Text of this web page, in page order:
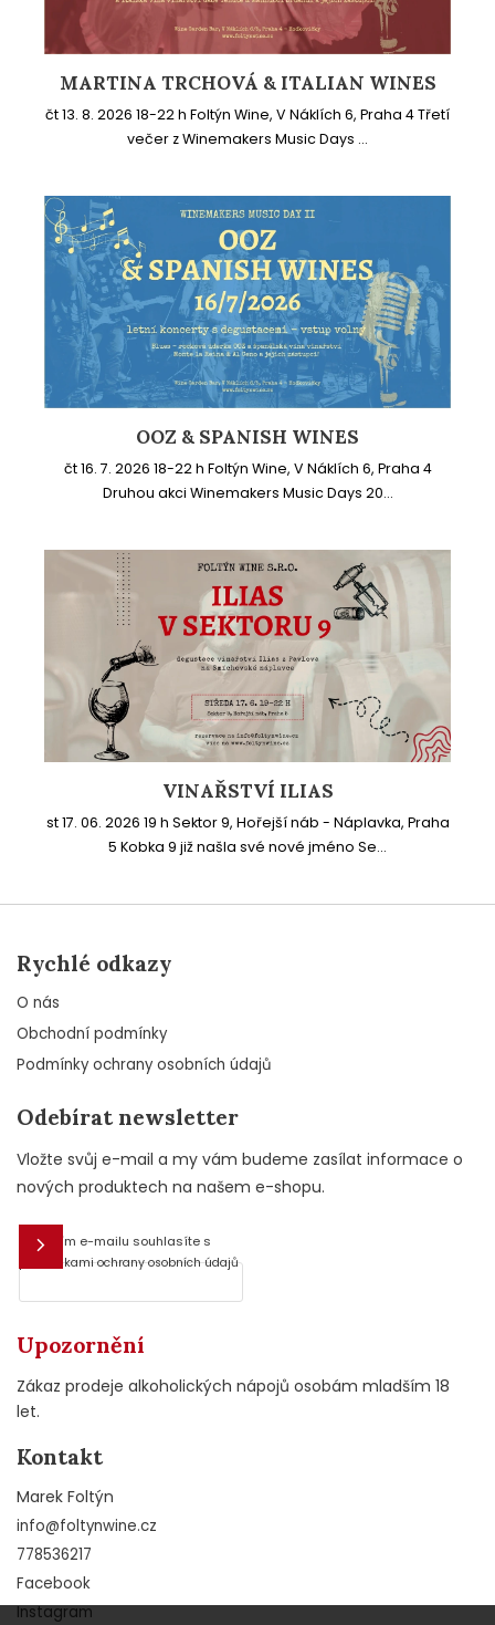
MARTINA TRCHOVÁ & ITALIAN WINES
čt 13. 8. 2026 18-22 h Foltýn Wine, V Náklích 6, Praha 4 Třetí
večer z Winemakers Music Days ...
OOZ & SPANISH WINES
čt 16. 7. 2026 18-22 h Foltýn Wine, V Náklích 6, Praha 4
Druhou akci Winemakers Music Days 20...
VINAŘSTVÍ ILIAS
st 17. 06. 2026 19 h Sektor 9, Hořejší náb - Náplavka, Praha
5 Kobka 9 již našla své nové jméno Se...
Rychlé odkazy
O nás
Obchodní podmínky
Podmínky ochrany osobních údajů
Odebírat newsletter
Vložte svůj e-mail a my vám budeme zasílat informace o
nových produktech na našem e-shopu.
E-mail
Vložením e-mailu souhlasíte s
podmínkami ochrany osobních údajů
Upozornění
Zákaz prodeje alkoholických nápojů osobám mladším 18
let.
Kontakt
Marek Foltýn
info@foltynwine.cz
778536217
Facebook
Instagram